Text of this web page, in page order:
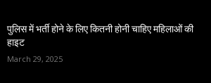
पुलिस में भर्ती होने के लिए कितनी होनी चाहिए महिलाओं की
हाइट
March 29, 2025